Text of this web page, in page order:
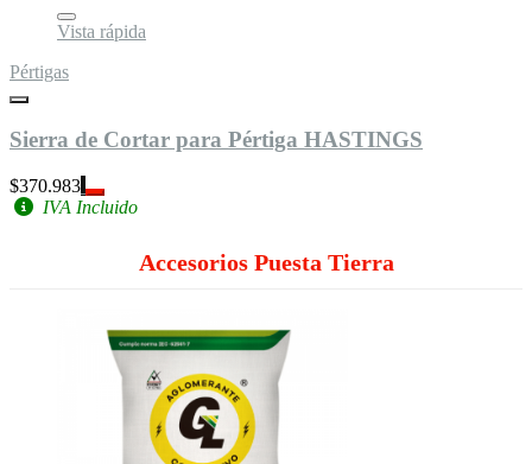
Vista rápida
Pértigas
Sierra de Cortar para Pértiga HASTINGS
$370.983
IVA Incluido
Accesorios Puesta Tierra